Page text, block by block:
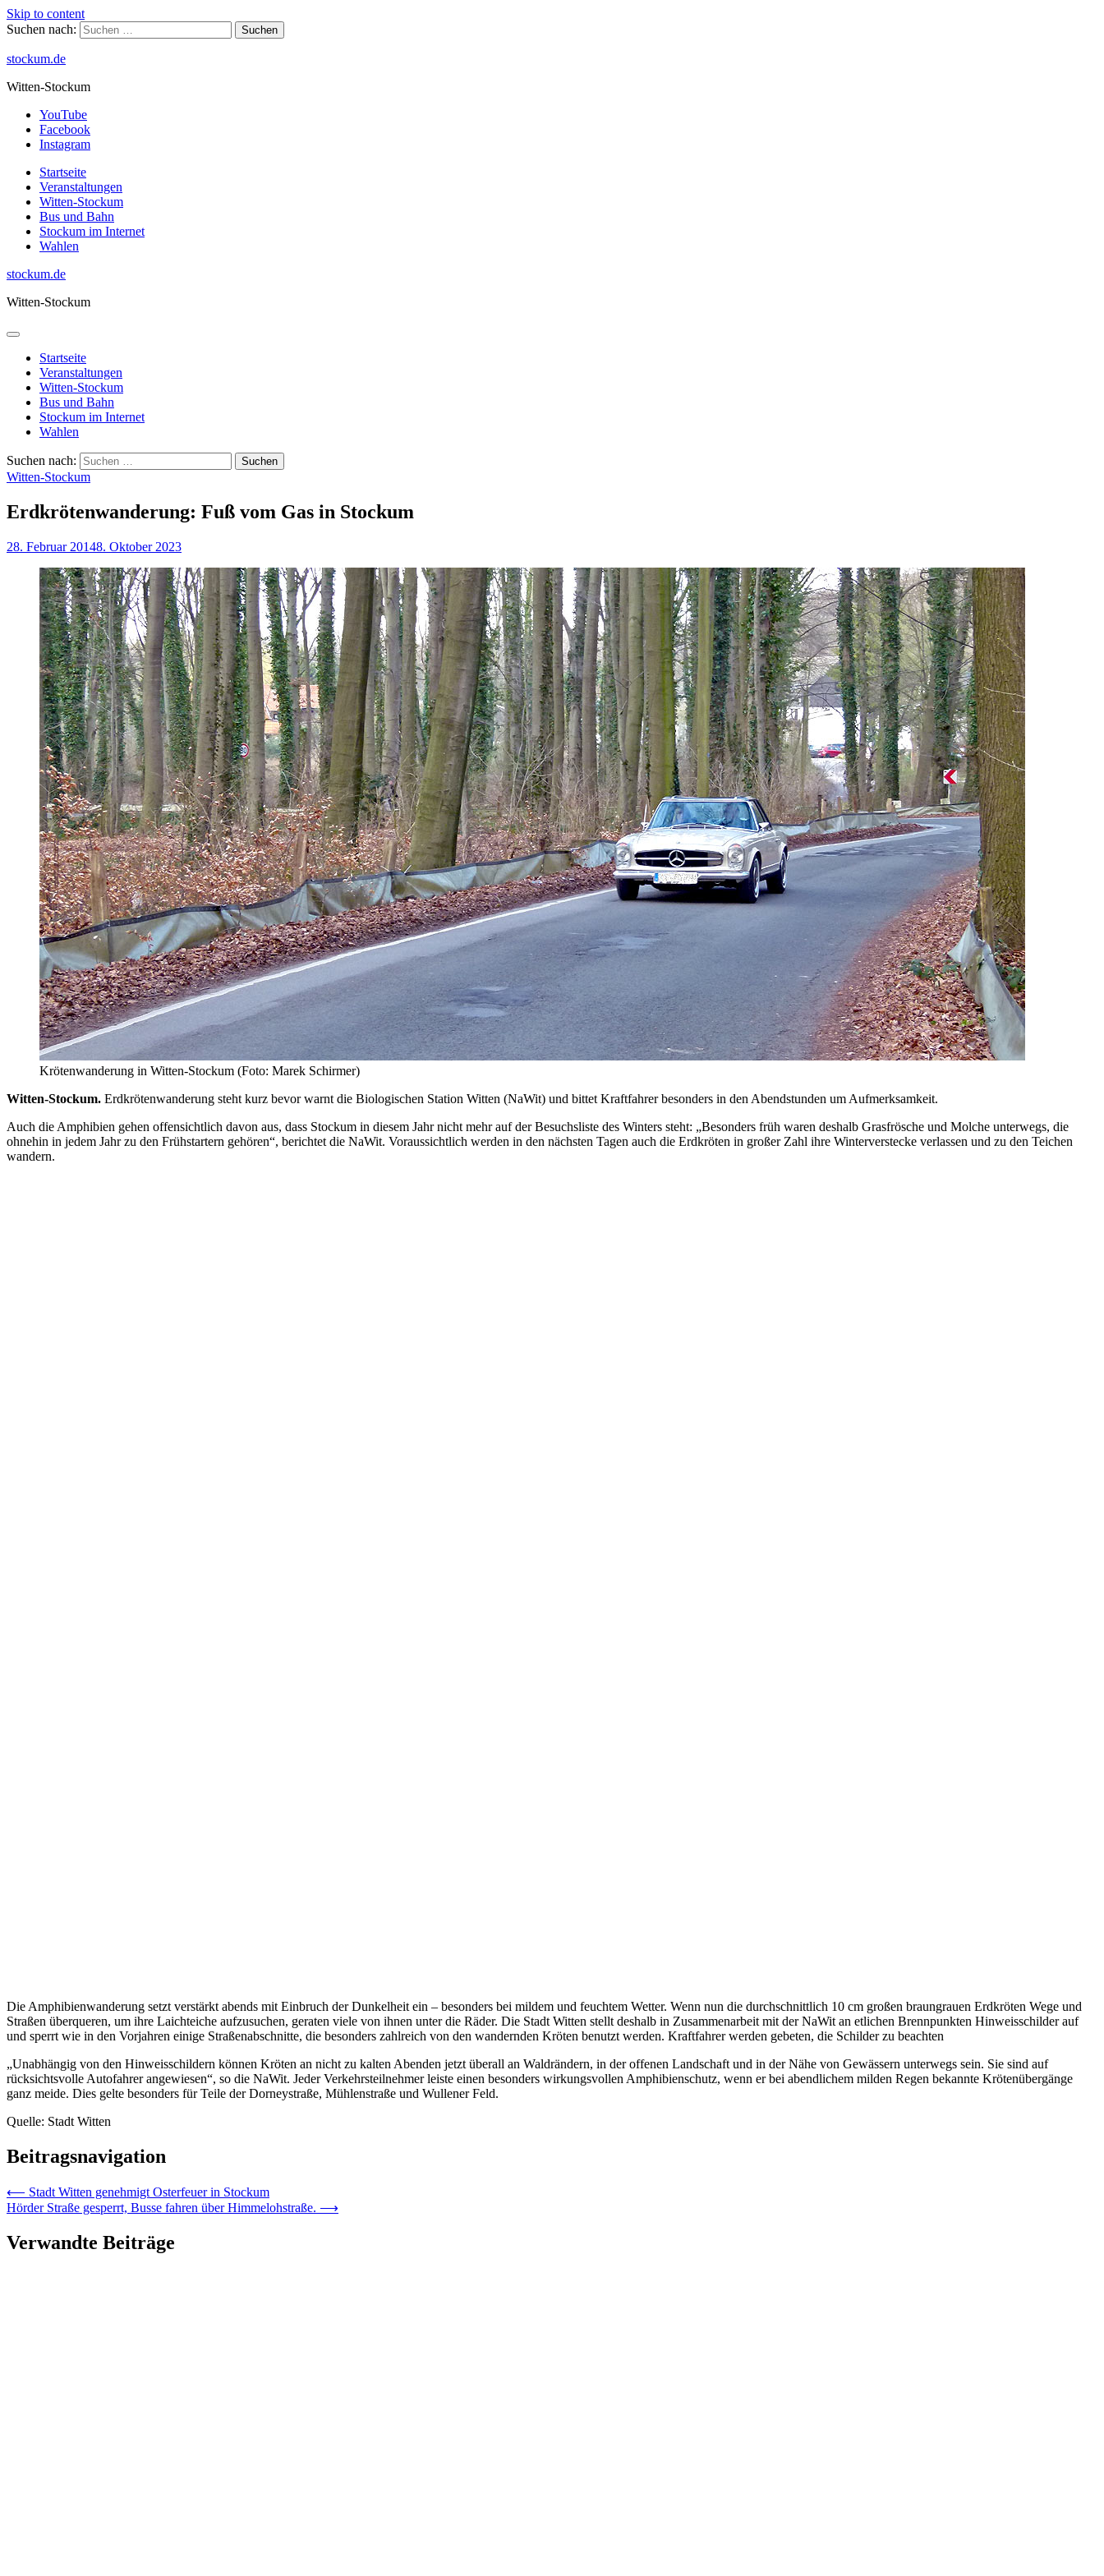
Skip to content
Suchen nach:
stockum.de
Witten-Stockum
YouTube
Facebook
Instagram
Startseite
Veranstaltungen
Witten-Stockum
Bus und Bahn
Stockum im Internet
Wahlen
stockum.de
Witten-Stockum
Startseite
Veranstaltungen
Witten-Stockum
Bus und Bahn
Stockum im Internet
Wahlen
Suchen nach:
Witten-Stockum
Erdkrötenwanderung: Fuß vom Gas in Stockum
28. Februar 20148. Oktober 2023
Krötenwanderung in Witten-Stockum (Foto: Marek Schirmer)
Witten-Stockum. Erdkrötenwanderung steht kurz bevor warnt die Biologischen Station Witten (NaWit) und bittet Kraftfahrer besonders in den Abendstunden um Aufmerksamkeit.
Auch die Amphibien gehen offensichtlich davon aus, dass Stockum in diesem Jahr nicht mehr auf der Besuchsliste des Winters steht: „Besonders früh waren deshalb Grasfrösche und Molche unterwegs, die
ohnehin in jedem Jahr zu den Frühstartern gehören“, berichtet die NaWit. Voraussichtlich werden in den nächsten Tagen auch die Erdkröten in großer Zahl ihre Winterverstecke verlassen und zu den Teichen
wandern.
Die Amphibienwanderung setzt verstärkt abends mit Einbruch der Dunkelheit ein – besonders bei mildem und feuchtem Wetter. Wenn nun die durchschnittlich 10 cm großen braungrauen Erdkröten Wege und
Straßen überqueren, um ihre Laichteiche aufzusuchen, geraten viele von ihnen unter die Räder. Die Stadt Witten stellt deshalb in Zusammenarbeit mit der NaWit an etlichen Brennpunkten Hinweisschilder auf
und sperrt wie in den Vorjahren einige Straßenabschnitte, die besonders zahlreich von den wandernden Kröten benutzt werden. Kraftfahrer werden gebeten, die Schilder zu beachten
„Unabhängig von den Hinweisschildern können Kröten an nicht zu kalten Abenden jetzt überall an Waldrändern, in der offenen Landschaft und in der Nähe von Gewässern unterwegs sein. Sie sind auf
rücksichtsvolle Autofahrer angewiesen“, so die NaWit. Jeder Verkehrsteilnehmer leiste einen besonders wirkungsvollen Amphibienschutz, wenn er bei abendlichem milden Regen bekannte Krötenübergänge
ganz meide. Dies gelte besonders für Teile der Dorneystraße, Mühlenstraße und Wullener Feld.
Quelle: Stadt Witten
Beitragsnavigation
⟵ Stadt Witten genehmigt Osterfeuer in Stockum
Hörder Straße gesperrt, Busse fahren über Himmelohstraße. ⟶
Verwandte Beiträge